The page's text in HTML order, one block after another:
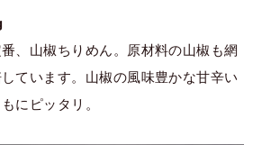
、山椒ちりめん。原材料の山椒も網
ています。山椒の風味豊かな甘辛い
にピッタリ。